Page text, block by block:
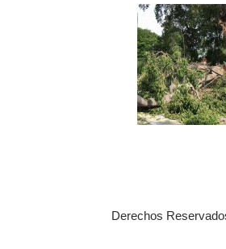
Derechos